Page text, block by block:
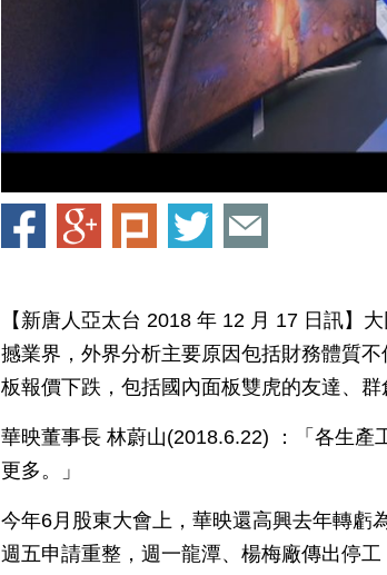
【新唐人亞太台 2018 年 12 月 17 日訊】
撼業界，外界分析主要原因包括財務體質
板報價下跌，包括國內面板雙虎的友達、群
華映董事長 林蔚山(2018.6.22) ：「各生
更多。」
今年6月股東大會上，華映還高興去年轉虧
週五申請重整，週一龍潭、楊梅廠傳出停工